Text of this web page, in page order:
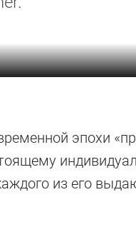
эпохи
из его